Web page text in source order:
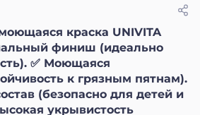
краска UNIVITA
финиш (идеально
✅ Моющаяся
к грязным пятнам).
(безопасно для детей и
укрывистость